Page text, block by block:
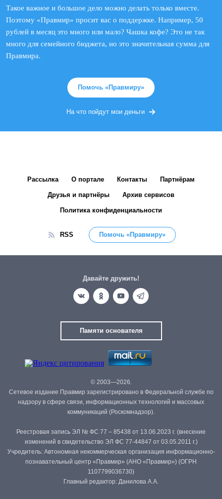
Такое важное и большое дело можно делать только вместе.
Поэтому «Правмир» просит вас о поддержке. Например, 50
рублей в месяц это много или мало? Чашка кофе? Это не так
много для семейного бюджета, но это значительная сумма для
Правмира.
Помочь «Правмиру»
На что пойдут мои деньги
Рассылка О портале Контакты Партнёрам
Друзья и партнёры Архив сервисов
Политика конфиденциальности
RSS Помочь «Правмиру»
Давайте дружить!
Памяти основателя
© 2003—2026.
Сетевое издание Правмир зарегистрировано в Федеральной службе по
надзору в сфере связи, информационных технологий и массовых
коммуникаций (Роскомнадзор).
Реестровая запись ЭЛ № ФС 77 – 85438 от 13.06.2023 г. (внесение
изменений в свидетельство ЭЛ ФС 77-44847 от 03.05.2011 г.)
Учредитель: Автономная некоммерческая организация информационно-
познавательный центр «Правмир» (АНО «Правмир») (ОГРН
1107799036730)
Главный редактор: Данилова А.А.